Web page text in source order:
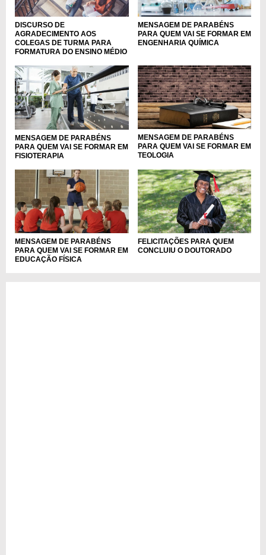
DISCURSO DE
AGRADECIMENTO AOS
COLEGAS DE TURMA PARA
FORMATURA DO ENSINO MÉDIO
MENSAGEM DE PARABÉNS
PARA QUEM VAI SE FORMAR EM
ENGENHARIA QUÍMICA
MENSAGEM DE PARABÉNS
PARA QUEM VAI SE FORMAR EM
FISIOTERAPIA
MENSAGEM DE PARABÉNS
PARA QUEM VAI SE FORMAR EM
TEOLOGIA
MENSAGEM DE PARABÉNS
PARA QUEM VAI SE FORMAR EM
EDUCAÇÃO FÍSICA
FELICITAÇÕES PARA QUEM
CONCLUIU O DOUTORADO